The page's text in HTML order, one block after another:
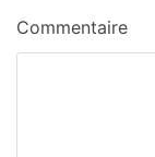
Commentaire